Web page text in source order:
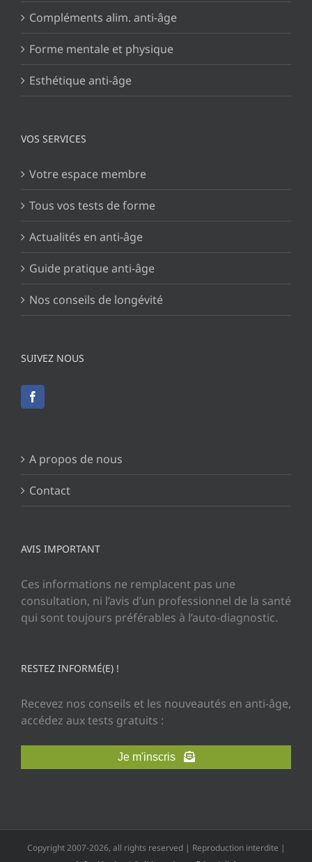
Compléments alim. anti-âge
Forme mentale et physique
Esthétique anti-âge
VOS SERVICES
Votre espace membre
Tous vos tests de forme
Actualités en anti-âge
Guide pratique anti-âge
Nos conseils de longévité
SUIVEZ NOUS
A propos de nous
Contact
AVIS IMPORTANT
Ces informations ne remplacent pas une
consultation, ni l’avis d’un professionnel de la santé
qui sont toujours préférables à l’auto-diagnostic.
RESTEZ INFORMÉ(E) !
Recevez nos conseils et les nouveautés en anti-âge,
accédez aux tests gratuits :
Je m'inscris
Copyright 2007-2026, all rights reserved | Reproduction interdite |